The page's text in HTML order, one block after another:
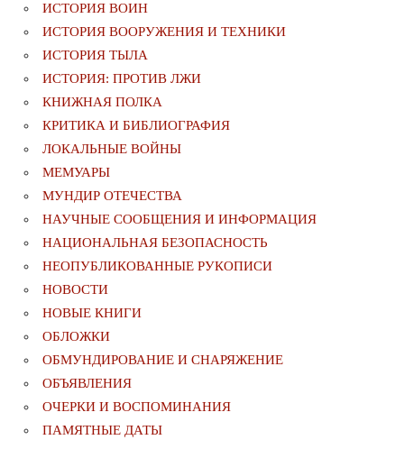
ИСТОРИЯ ВОИН
ИСТОРИЯ ВООРУЖЕНИЯ И ТЕХНИКИ
ИСТОРИЯ ТЫЛА
ИСТОРИЯ: ПРОТИВ ЛЖИ
КНИЖНАЯ ПОЛКА
КРИТИКА И БИБЛИОГРАФИЯ
ЛОКАЛЬНЫЕ ВОЙНЫ
МЕМУАРЫ
МУНДИР ОТЕЧЕСТВА
НАУЧНЫЕ СООБЩЕНИЯ И ИНФОРМАЦИЯ
НАЦИОНАЛЬНАЯ БЕЗОПАСНОСТЬ
НЕОПУБЛИКОВАННЫЕ РУКОПИСИ
НОВОСТИ
НОВЫЕ КНИГИ
ОБЛОЖКИ
ОБМУНДИРОВАНИЕ И СНАРЯЖЕНИЕ
ОБЪЯВЛЕНИЯ
ОЧЕРКИ И ВОСПОМИНАНИЯ
ПАМЯТНЫЕ ДАТЫ